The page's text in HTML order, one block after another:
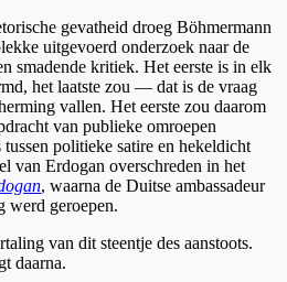
gevatheid droeg Böhmermann
uitgevoerd onderzoek naar de
smadende kritiek. Het eerste is in elk
het laatste zou — dat is de vraag
vallen. Het eerste zou daarom
van publieke omroepen
politieke satire en hekeldicht
van Erdogan overschreden in het
, waarna de Duitse ambassadeur
werd geroepen.
van dit steentje des aanstoots.
daarna.